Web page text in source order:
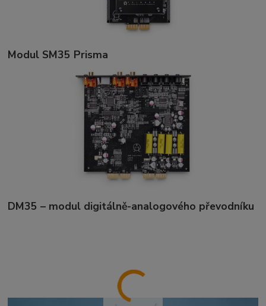
Modul SM35 Prisma
DM35 – modul digitálně-analogového převodníku